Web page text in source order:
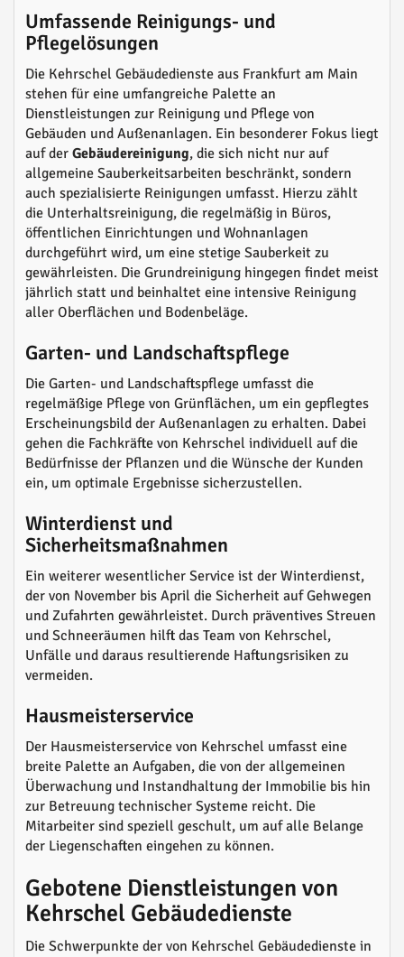
Umfassende Reinigungs- und
Pflegelösungen
Die Kehrschel Gebäudedienste aus Frankfurt am Main
stehen für eine umfangreiche Palette an
Dienstleistungen zur Reinigung und Pflege von
Gebäuden und Außenanlagen. Ein besonderer Fokus liegt
auf der Gebäudereinigung, die sich nicht nur auf
allgemeine Sauberkeitsarbeiten beschränkt, sondern
auch spezialisierte Reinigungen umfasst. Hierzu zählt
die Unterhaltsreinigung, die regelmäßig in Büros,
öffentlichen Einrichtungen und Wohnanlagen
durchgeführt wird, um eine stetige Sauberkeit zu
gewährleisten. Die Grundreinigung hingegen findet meist
jährlich statt und beinhaltet eine intensive Reinigung
aller Oberflächen und Bodenbeläge.
Garten- und Landschaftspflege
Die Garten- und Landschaftspflege umfasst die
regelmäßige Pflege von Grünflächen, um ein gepflegtes
Erscheinungsbild der Außenanlagen zu erhalten. Dabei
gehen die Fachkräfte von Kehrschel individuell auf die
Bedürfnisse der Pflanzen und die Wünsche der Kunden
ein, um optimale Ergebnisse sicherzustellen.
Winterdienst und
Sicherheitsmaßnahmen
Ein weiterer wesentlicher Service ist der Winterdienst,
der von November bis April die Sicherheit auf Gehwegen
und Zufahrten gewährleistet. Durch präventives Streuen
und Schneeräumen hilft das Team von Kehrschel,
Unfälle und daraus resultierende Haftungsrisiken zu
vermeiden.
Hausmeisterservice
Der Hausmeisterservice von Kehrschel umfasst eine
breite Palette an Aufgaben, die von der allgemeinen
Überwachung und Instandhaltung der Immobilie bis hin
zur Betreuung technischer Systeme reicht. Die
Mitarbeiter sind speziell geschult, um auf alle Belange
der Liegenschaften eingehen zu können.
Gebotene Dienstleistungen von
Kehrschel Gebäudedienste
Die Schwerpunkte der von Kehrschel Gebäudedienste in